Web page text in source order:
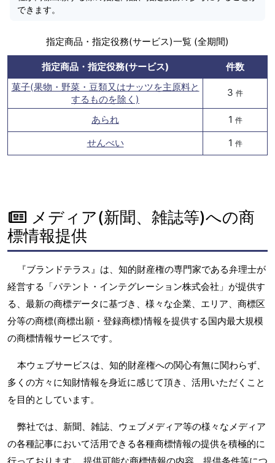
できます。
指定商品・指定役務(サービス)一覧 (全期間)
指定商品・指定役務(サービス)
件数
菓子(果物・野菜・豆類又はナッツを主原料と
するものを除く)
3 件
あられ 1 件
せんべい 1 件
メディア(新聞、雑誌等)への商
標情報提供
『ブランドテラス』は、知的財産権の専門家である弁理士が
経営する「パテント・インテグレーション株式会社」が提供す
る、最新の商標データに基づき、様々な企業、エリア、商標区
分等の商標(商標出願・登録商標)情報を提供する国内最大規模
の商標情報サービスです。
本ウェブサービスは、知的財産権への関心有無に関わらず、
多くの方々に知財情報を身近に感じて頂き、活用いただくこと
を目的としています。
弊社では、新聞、雑誌、ウェブメディア等の様々なメディア
の各種記事において活用できる各種商標情報の提供を積極的に
行っております。 提供可能な商標情報の内容、提供条件等につ